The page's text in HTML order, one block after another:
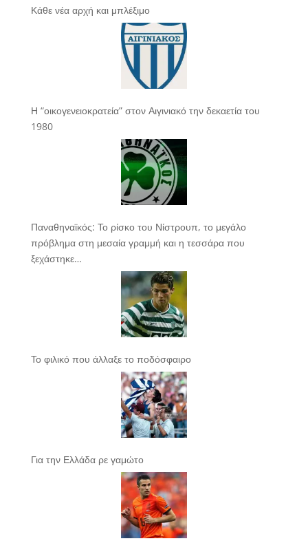
Κάθε νέα αρχή και μπλέξιμο
Η “οικογενειοκρατεία” στον Αιγινιακό την δεκαετία του
1980
Παναθηναϊκός: Το ρίσκο του Νίστρουπ, το μεγάλο
πρόβλημα στη μεσαία γραμμή και η τεσσάρα που
ξεχάστηκε…
Το φιλικό που άλλαξε το ποδόσφαιρο
Για την Ελλάδα ρε γαμώτο